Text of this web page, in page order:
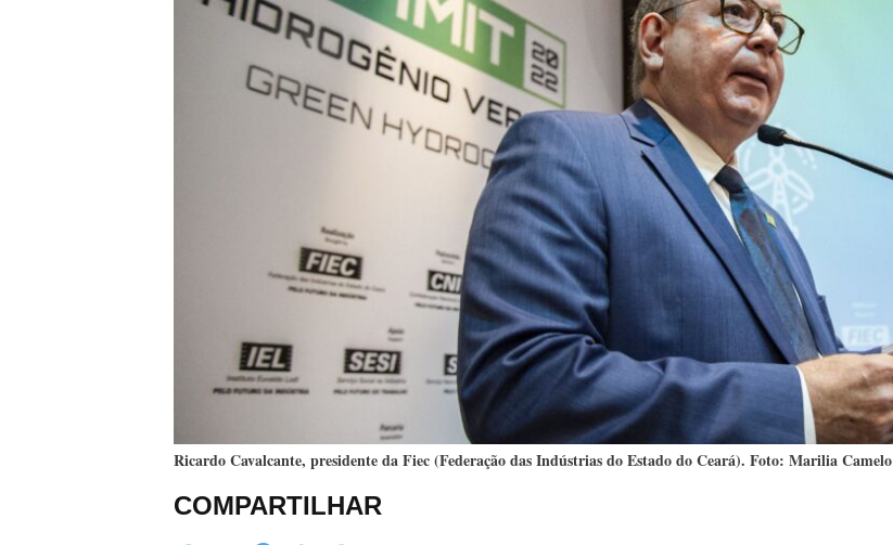
Ricardo Cavalcante, presidente da Fiec (Federação das Indústrias do Estado do Ceará). Foto: Marilia Camelo
COMPARTILHAR